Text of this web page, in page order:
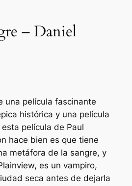
– Daniel
una película fascinante
histórica y una película
película de Paul
hace bien es que tiene
metáfora de la sangre, y
es un vampiro,
seca antes de dejarla